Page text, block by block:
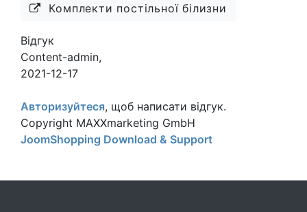
Комплекти постільної білизни
Відгук
Content-admin,
2021-12-17
Авторизуйтеся, щоб написати відгук.
Copyright MAXXmarketing GmbH
JoomShopping Download & Support